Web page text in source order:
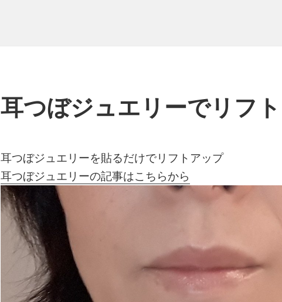
耳つぼジュエリーでリフ
耳つぼジュエリーを貼るだけでリフトアップ
耳つぼジュエリーの記事はこちらから